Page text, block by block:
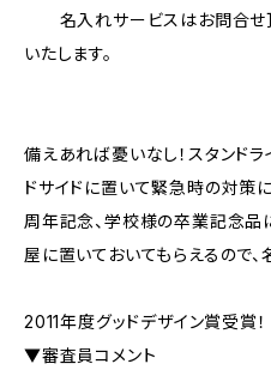
名入れサービスはお問合せ
いたします。
備えあれば憂いなし！スタンド
ドサイドに置いて緊急時の対策
周年記念、学校様の卒業記念品
屋に置いておいてもらえるので
2011年度グッドデザイン賞受賞！
▼審査員コメント